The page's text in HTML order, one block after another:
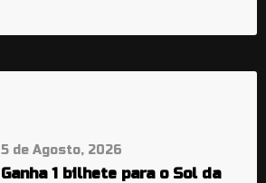
5 de Agosto, 2026
Ganha 1 bilhete para o Sol da